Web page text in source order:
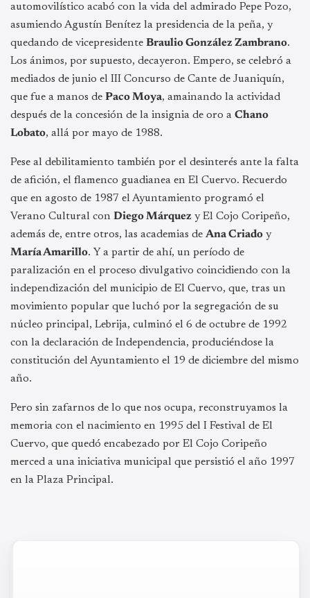
automovilístico acabó con la vida del admirado Pepe Pozo,
asumiendo Agustín Benítez la presidencia de la peña, y
quedando de vicepresidente Braulio González Zambrano.
Los ánimos, por supuesto, decayeron. Empero, se celebró a
mediados de junio el III Concurso de Cante de Juaniquín,
que fue a manos de Paco Moya, amainando la actividad
después de la concesión de la insignia de oro a Chano
Lobato, allá por mayo de 1988.
Pese al debilitamiento también por el desinterés ante la falta
de afición, el flamenco guadianea en El Cuervo. Recuerdo
que en agosto de 1987 el Ayuntamiento programó el
Verano Cultural con Diego Márquez y El Cojo Coripeño,
además de, entre otros, las academias de Ana Criado y
María Amarillo. Y a partir de ahí, un período de
paralización en el proceso divulgativo coincidiendo con la
independización del municipio de El Cuervo, que, tras un
movimiento popular que luchó por la segregación de su
núcleo principal, Lebrija, culminó el 6 de octubre de 1992
con la declaración de Independencia, produciéndose la
constitución del Ayuntamiento el 19 de diciembre del mismo
año.
Pero sin zafarnos de lo que nos ocupa, reconstruyamos la
memoria con el nacimiento en 1995 del I Festival de El
Cuervo, que quedó encabezado por El Cojo Coripeño
merced a una iniciativa municipal que persistió el año 1997
en la Plaza Principal.